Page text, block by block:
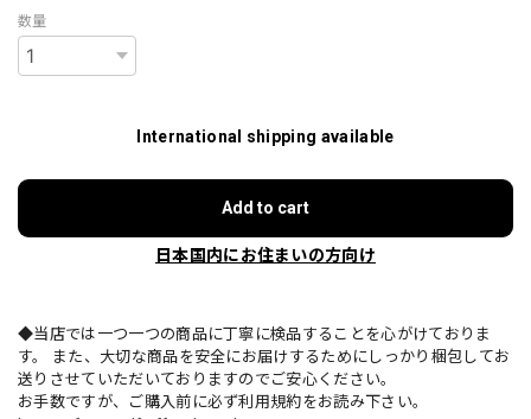
数量
International shipping available
Add to cart
日本国内にお住まいの方向け
◆当店では一つ一つの商品に丁寧に検品することを心がけておりま
す。 また、大切な商品を安全にお届けするためにしっかり梱包してお
送りさせていただいておりますのでご安心ください。
お手数ですが、ご購入前に必ず利用規約をお読み下さい。